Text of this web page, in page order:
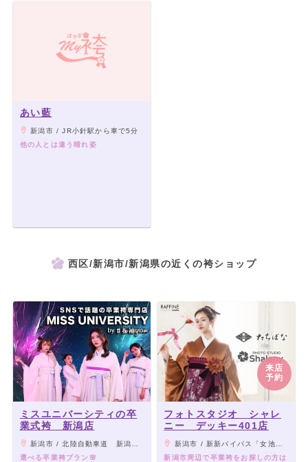
あい藍
新潟市 / JR小針駅から車で5分
他の人とは違う晴れ姿
西区/新潟市/新潟県の近くの袴ショップ
ミスユニバーシティの卒
業式袴 新潟店
新潟市 / 北陸自動車道 新潟中央ICより車で約10分 / 新潟バイパス女池ICより車で約5分
選べる卒業袴プラン🌸
来店
予約
フォトスタジオ シャレ
ニー デッキー401店
新潟市 / 新新バイパス「女池インターチェンジ」から車で3分。
新潟市周辺で卒業袴をお探しの方は